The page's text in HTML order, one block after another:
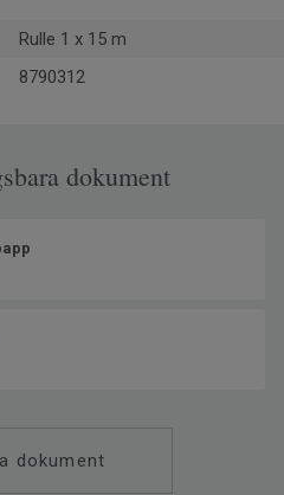
Rulle 1 x 15 m
8790312
dokument
dokument